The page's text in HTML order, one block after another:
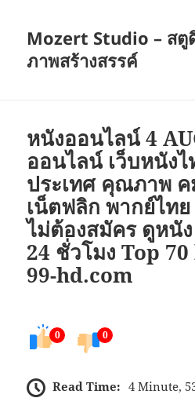
Mozert Studio – สตู
ภาพสร้างสรรค์
หนังออนไลน์ 4
ออนไลน์ เว็บหนัง
ประเทศ คุณภาพ ค
เน็ตฟลิก พากย์ไท
ไม่ต้องสมัคร ดูหนั
24 ชั่วโมง Top
99-hd.com
0 0
Read Time: 4 Minute,